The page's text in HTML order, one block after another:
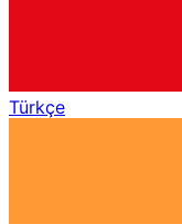
Türkçe